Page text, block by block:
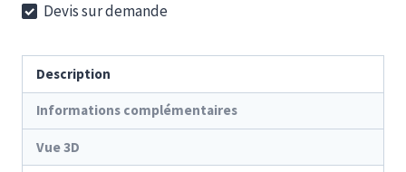
1
Devis sur demande
Description
Informations complémentaires
Vue 3D